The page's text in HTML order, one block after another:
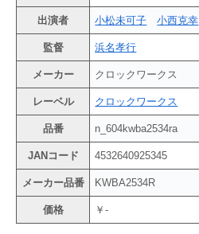
出演者 小松未可子 小西克幸
監督 浜名孝行
メーカー クロックワークス
レーベル クロックワークス
品番 n_604kwba2534ra
JANコード 4532640925345
メーカー品番 KWBA2534R
価格 ￥-